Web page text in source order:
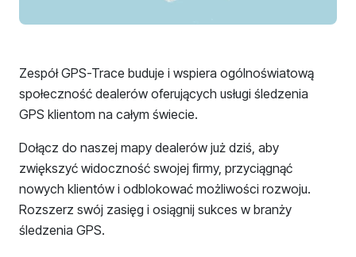
Zespół GPS-Trace buduje i wspiera ogólnoświatową
społeczność dealerów oferujących usługi śledzenia
GPS klientom na całym świecie.
Dołącz do naszej mapy dealerów już dziś, aby
zwiększyć widoczność swojej firmy, przyciągnąć
nowych klientów i odblokować możliwości rozwoju.
Rozszerz swój zasięg i osiągnij sukces w branży
śledzenia GPS.